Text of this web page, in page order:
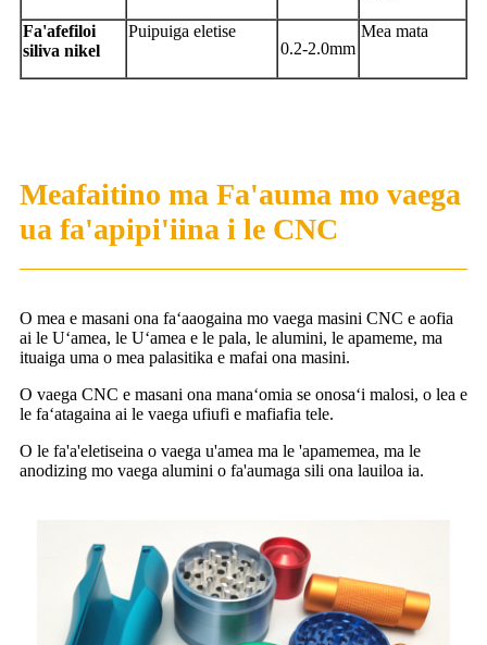
Fa'afefiloi
siliva nikel
Puipuiga eletise
0.2-2.0mm
Mea mata
Meafaitino ma Fa'auma mo vaega
ua fa'apipi'iina i le CNC
O mea e masani ona faʻaaogaina mo vaega masini CNC e aofia
ai le Uʻamea, le Uʻamea e le pala, le alumini, le apameme, ma
ituaiga uma o mea palasitika e mafai ona masini.
O vaega CNC e masani ona manaʻomia se onosaʻi malosi, o lea e
le faʻatagaina ai le vaega ufiufi e mafiafia tele.
O le fa'a'eletiseina o vaega u'amea ma le 'apamemea, ma le
anodizing mo vaega alumini o fa'aumaga sili ona lauiloa ia.